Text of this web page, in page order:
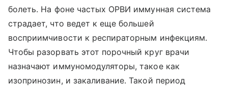
болеть. На фоне частых ОРВИ иммунная система
страдает, что ведет к еще большей
восприимчивости к респираторным инфекциям.
Чтобы разорвать этот порочный круг врачи
назначают иммуномодуляторы, такое как
изопринозин, и закаливание. Такой период